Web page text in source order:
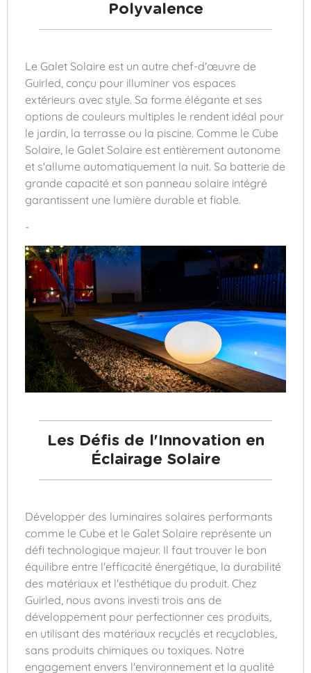
Polyvalence
Le Galet Solaire est un autre chef-d'œuvre de
Guirled, conçu pour illuminer vos espaces
extérieurs avec style. Sa forme élégante et ses
options de couleurs multiples le rendent idéal pour
le jardin, la terrasse ou la piscine. Comme le Cube
Solaire, le Galet Solaire est entièrement autonome
et s'allume automatiquement la nuit. Sa batterie de
grande capacité et son panneau solaire intégré
garantissent une lumière durable et fiable.
-
Les Défis de l'Innovation en
Éclairage Solaire
Développer des luminaires solaires performants
comme le Cube et le Galet Solaire représente un
défi technologique majeur. Il faut trouver le bon
équilibre entre l'efficacité énergétique, la durabilité
des matériaux et l'esthétique du produit. Chez
Guirled, nous avons investi trois ans de
développement pour perfectionner ces produits,
en utilisant des matériaux recyclés et recyclables,
sans produits chimiques ou toxiques. Notre
engagement envers l'environnement et la qualité